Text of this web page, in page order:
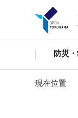
防災
現在位置